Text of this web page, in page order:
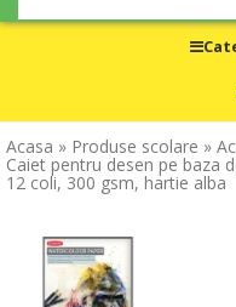
Acasa » Produse scolare »
Caiet pentru desen pe baza
12 coli, 300 gsm, hartie alba